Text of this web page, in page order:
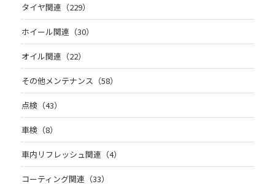
タイヤ関連（229）
ホイール関連（30）
オイル関連（22）
その他メンテナンス（58）
点検（43）
車検（8）
車内リフレッシュ関連（4）
コーティング関連（33）